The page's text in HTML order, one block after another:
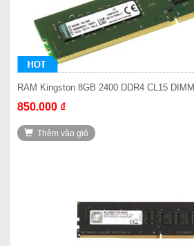
RAM Kingston 8GB 2400 DDR4 CL15 DIMM
850.000 ₫
Thêm vào giỏ